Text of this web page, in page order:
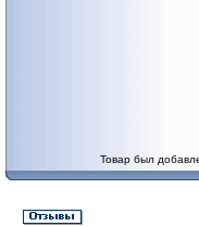
Товар был